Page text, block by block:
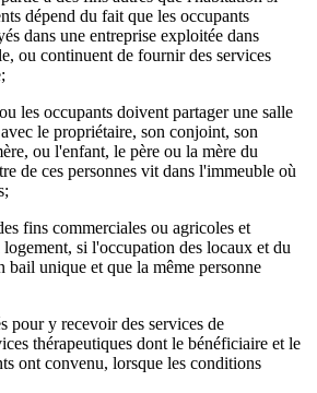
dépend du fait que les occupants
dans une entreprise exploitée dans
ou continuent de fournir des services
les occupants doivent partager une salle
le propriétaire, son conjoint, son
ou l'enfant, le père ou la mère du
de ces personnes vit dans l'immeuble où
fins commerciales ou agricoles et
logement, si l'occupation des locaux et du
unique et que la même personne
pour y recevoir des services de
thérapeutiques dont le bénéficiaire et le
ont convenu, lorsque les conditions